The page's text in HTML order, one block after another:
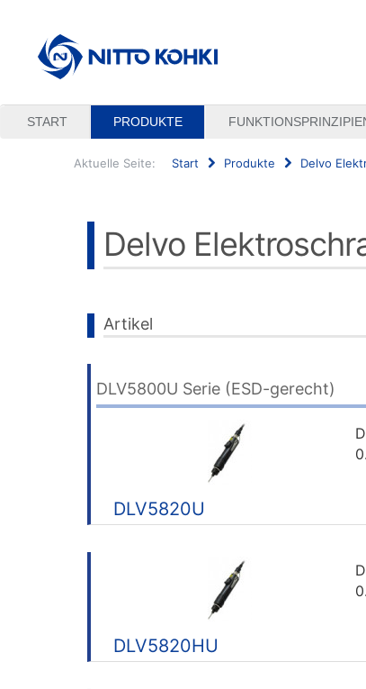
START PRODUKTE
Aktuelle Seite: Start Produkte Delvo
Delvo
Artikel
DLV5800U Serie (ESD-gerecht)
DLV5820U
DLV5820HU